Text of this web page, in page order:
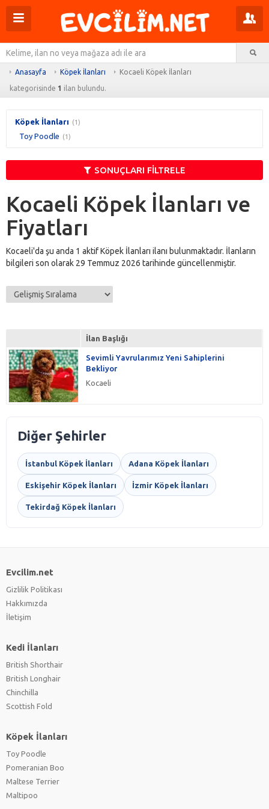
Menüyü
aç
Anasayfa Köpek İlanları Kocaeli Köpek İlanları
kategorisinde 1 ilan bulundu.
Köpek İlanları (1)
Toy Poodle (1)
SONUÇLARI FİLTRELE
Kocaeli Köpek İlanları ve
Fiyatları
Kocaeli'da şu anda 1 aktif Köpek İlanları ilanı bulunmaktadır. İlanların
bilgileri son olarak 29 Temmuz 2026 tarihinde güncellenmiştir.
İlan Başlığı
Sevimli Yavrularımız Yeni Sahiplerini
Bekliyor
Kocaeli
Diğer Şehirler
İstanbul Köpek İlanları Adana Köpek İlanları
Eskişehir Köpek İlanları İzmir Köpek İlanları
Tekirdağ Köpek İlanları
Evcilim.net
Gizlilik Politikası
Hakkımızda
İletişim
Kedi İlanları
British Shorthair
British Longhair
Chinchilla
Scottish Fold
Köpek İlanları
Toy Poodle
Pomeranian Boo
Maltese Terrier
Maltipoo